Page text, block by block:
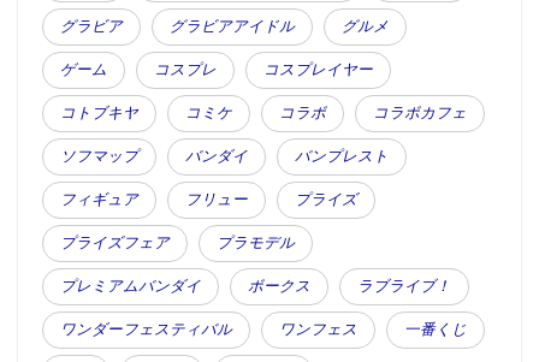
グラビア グラビアアイドル グルメ
ゲーム コスプレ コスプレイヤー
コトブキヤ コミケ コラボ コラボカフェ
ソフマップ バンダイ バンプレスト
フィギュア フリュー プライズ
プライズフェア プラモデル
プレミアムバンダイ ボークス ラブライブ！
ワンダーフェスティバル ワンフェス 一番くじ